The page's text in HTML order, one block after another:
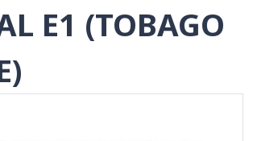
E1 (TOBAGO